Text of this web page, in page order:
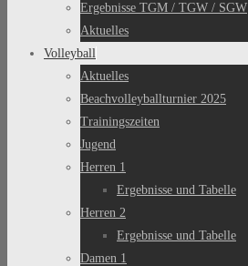
Ergebnisse TGM / TGW / SGW
Aktuelles
Volleyball
Aktuelles
Beachvolleyballturnier 2025
Trainingszeiten
Jugend
Herren 1
Ergebnisse und Tabelle
Herren 2
Ergebnisse und Tabelle
Damen 1